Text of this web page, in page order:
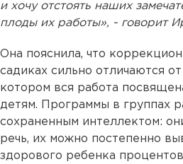
и хочу отстоять наших
плоды их работы», - говорит
Она пояснила, что
садиках сильно отличаются
котором вся работа
детям. Программы в группах
сохраненным интеллектом:
речь, их можно постепенно
здорового ребенка